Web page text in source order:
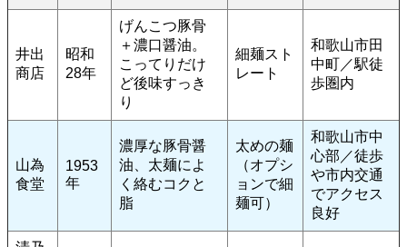
井出
商店
昭和
28年
げんこつ豚骨
＋濃口醤油。
こってりだけ
ど後味すっき
り
細麺スト
レート
和歌山市田
中町／駅徒
歩圏内
山為
食堂
1953
年
濃厚な豚骨醤
油、太麺によ
く絡むコクと
脂
太めの麺
（オプシ
ョンで細
麺可）
和歌山市中
心部／徒歩
や市内交通
でアクセス
良好